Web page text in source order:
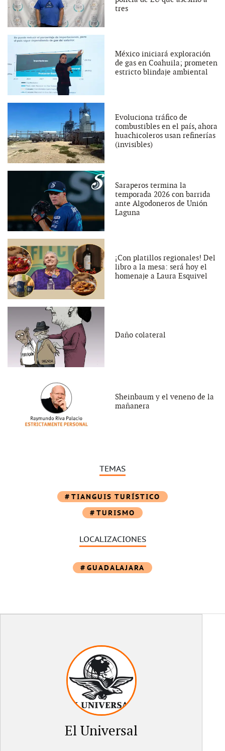
tres
México iniciará exploración
de gas en Coahuila; prometen
estricto blindaje ambiental
Evoluciona tráfico de
combustibles en el país, ahora
huachicoleros usan refinerías
(invisibles)
Saraperos termina la
temporada 2026 con barrida
ante Algodoneros de Unión
Laguna
¡Con platillos regionales! Del
libro a la mesa: será hoy el
homenaje a Laura Esquivel
Daño colateral
Sheinbaum y el veneno de la
mañanera
TEMAS
TIANGUIS TURÍSTICO
TURISMO
LOCALIZACIONES
GUADALAJARA
El Universal